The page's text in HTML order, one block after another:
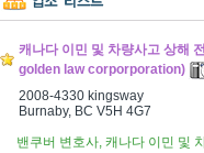
캐나다 이민 및 차량사고 상해
golden law corporporation)
2008-4330 kingsway
Burnaby, BC V5H 4G7
밴쿠버 변호사, 캐나다 이민 및